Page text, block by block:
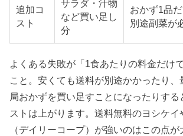
追加コ
スト
サラダ・汁物
など買い足し
分
おかず1品
別途副菜が
よくある失敗が「1食あたりの料金だけ
こと。安くても送料が別途かかったり、
局おかずを買い足すことになったりする
ストは上がります。送料無料のヨシケイ
（デイリーコープ）が強いのはこの点が